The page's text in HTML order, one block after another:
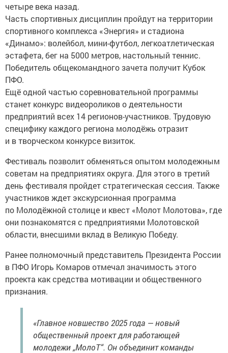
четыре века назад.
Часть спортивных дисциплин пройдут на территории
спортивного комплекса «Энергия» и стадиона
«Динамо»: волейбол, мини-футбол, легкоатлетическая
эстафета, бег на 5000 метров, настольный теннис.
Победитель общекомандного зачета получит Кубок
ПФО.
Ещё одной частью соревновательной программы
станет конкурс видеороликов о деятельности
предприятий всех 14 регионов-участников. Трудовую
специфику каждого региона молодёжь отразит
и в творческом конкурсе визиток.
Фестиваль позволит обменяться опытом молодежным
советам на предприятиях округа. Для этого в третий
день фестиваля пройдет стратегическая сессия. Также
участников ждет экскурсионная программа
по Молодёжной столице и квест «Молот Молотова», где
они познакомятся с предприятиями Молотовской
области, внесшими вклад в Великую Победу.
Ранее полномочный представитель Президента России
в ПФО Игорь Комаров отмечал значимость этого
проекта как средства мотивации и общественного
признания.
«Главное новшество 2025 года — новый
общественный проект для работающей
молодежи „МолоТ“. Он объединит команды